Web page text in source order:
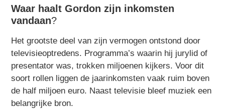
Waar haalt Gordon zijn inkomsten
vandaan?
Het grootste deel van zijn vermogen ontstond door
televisieoptredens. Programma’s waarin hij jurylid of
presentator was, trokken miljoenen kijkers. Voor dit
soort rollen liggen de jaarinkomsten vaak ruim boven
de half miljoen euro. Naast televisie bleef muziek een
belangrijke bron.